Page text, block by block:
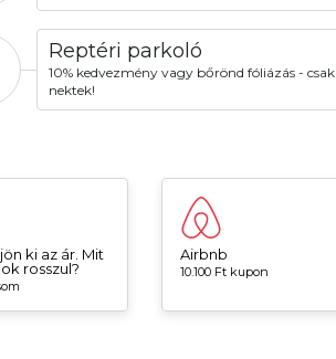
Reptéri parkoló
10% kedvezmény vagy bőrönd fóliázás - csak
nektek!
ki az ár. Mit
rosszul?
Airbnb
10.100 Ft kupon